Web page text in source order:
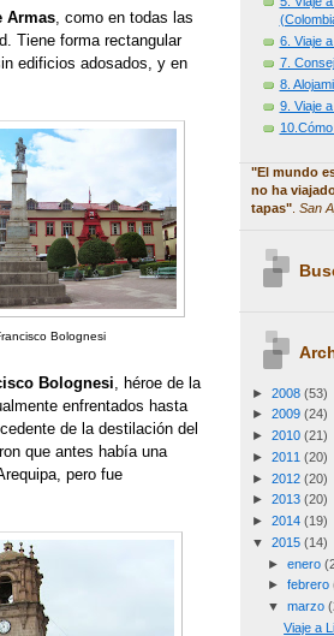
Armas, como en todas las
Tiene forma rectangular
edificios adosados, y en
Bolognesi
Bolognesi , héroe de la
enfrentados hasta
de la destilación del
que antes había una
pero fue
6. Viaje
7.
8.
9. Viaje
"El mundo
no ha
tapas". San
► 2008 (53)
► 2009 (24)
► 2010 (21)
► 2011 (20)
► 2012 (20)
► 2013 (20)
► 2014 (19)
▼ 2015 (14)
► enero
► febrero
▼ marzo
Viaje a